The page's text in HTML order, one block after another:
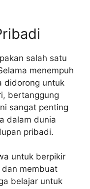
salah satu
menempuh
didorong untuk
bertanggung
sangat penting
dalam dunia
pribadi.
untuk berpikir
dan membuat
belajar untuk